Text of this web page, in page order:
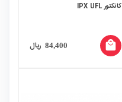
کانکتور IPX UFL
84,400 ریال local_mall